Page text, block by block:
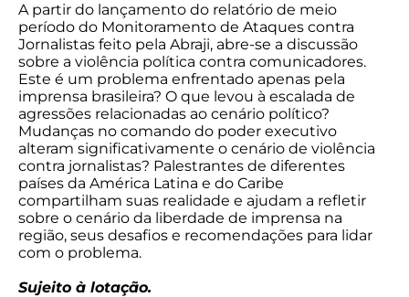
A partir do lançamento do relatório de meio
período do Monitoramento de Ataques contra
Jornalistas feito pela Abraji, abre-se a discussão
sobre a violência política contra comunicadores.
Este é um problema enfrentado apenas pela
imprensa brasileira? O que levou à escalada de
agressões relacionadas ao cenário político?
Mudanças no comando do poder executivo
alteram significativamente o cenário de violência
contra jornalistas? Palestrantes de diferentes
países da América Latina e do Caribe
compartilham suas realidade e ajudam a refletir
sobre o cenário da liberdade de imprensa na
região, seus desafios e recomendações para lidar
com o problema.
Sujeito à lotação.